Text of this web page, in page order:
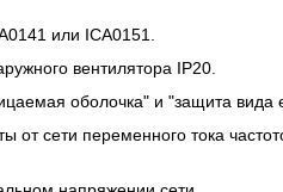
или ICA0151.
вентилятора IP20.
оболочка" и "защита вида
от сети переменного тока